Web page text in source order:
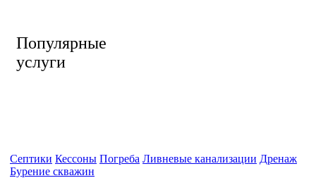
Популярные
услуги
Септики Кессоны Погреба Ливневые канализации Дренаж
Бурение скважин